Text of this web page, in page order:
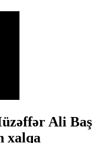
Ali Baş
xalqa